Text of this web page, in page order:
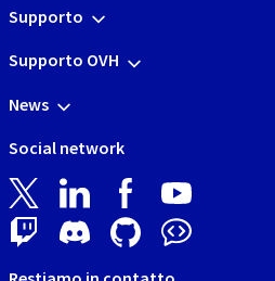
Supporto
Supporto OVH
News
Social network